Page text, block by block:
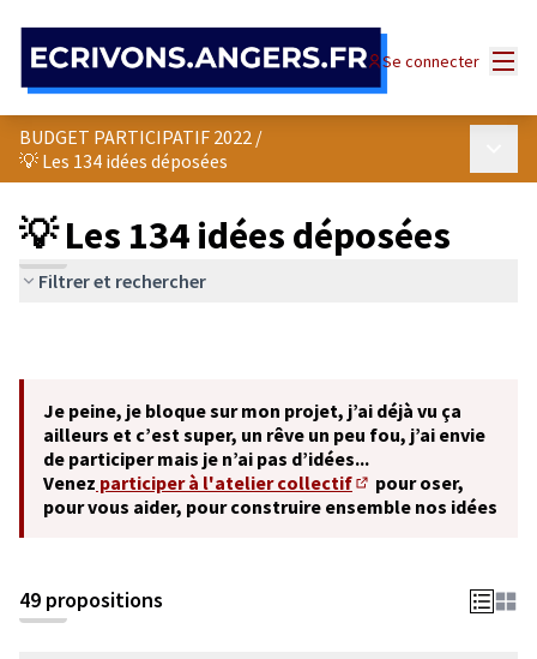
Se connecter
BUDGET PARTICIPATIF 2022 /
💡 Les 134 idées déposées
💡 Les 134 idées déposées
Filtrer et rechercher
Je peine, je bloque sur mon projet, j’ai déjà vu ça
ailleurs et c’est super, un rêve un peu fou, j’ai envie
de participer mais je n’ai pas d’idées...
Venez participer à l'atelier collectif
(S'ouvre dans un
pour oser,
pour vous aider, pour construire ensemble nos idées
49 propositions